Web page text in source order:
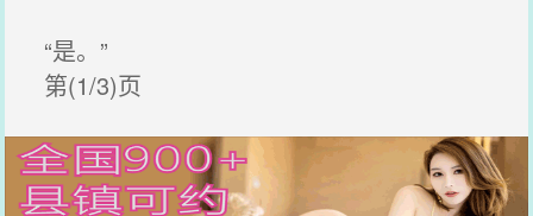
“是。”
第(1/3)页